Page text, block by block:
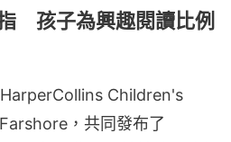
孩子為興趣閱讀比例
Children's
，共同發布了